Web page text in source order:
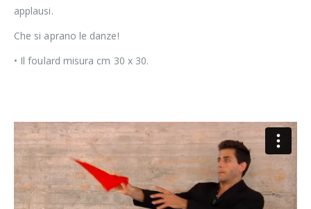
applausi.
Che si aprano le danze!
• Il foulard misura cm 30 x 30.